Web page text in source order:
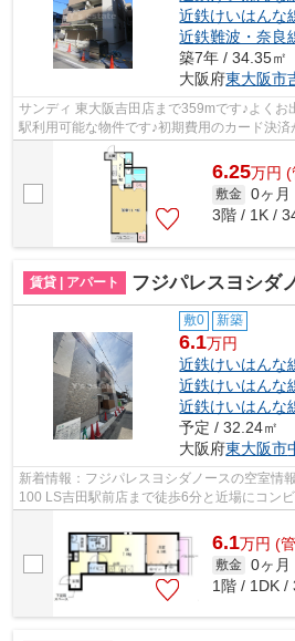
近鉄けいはんな
近鉄難波・奈良
築7年 / 34.35㎡
大阪府東大阪市
サンディ 東大阪吉田店まで359mです♪よくお
駅利用可能な物件です♪初期費用のカード決済
いうアクセス良好な駅近物件はいかがで...
6.25万円 (
敷金 0ヶ月
3階 / 1K /
賃貸 | アパート フジパレスヨシダ
敷0 新築
6.1万円
近鉄けいはんな
近鉄けいはんな
近鉄けいはんな
予定 / 32.24㎡
大阪府東大阪市
新着情報：フジパレスヨシダノースの空室情
100 LS吉田駅前店まで徒歩6分と近場にコン
6.1万円 (
敷金 0ヶ月
1階 / 1DK /